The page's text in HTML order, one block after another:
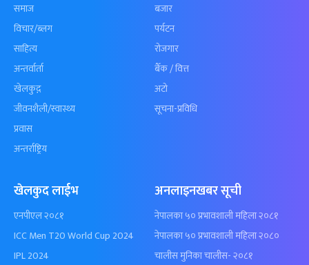
समाज
विचार/ब्लग
साहित्य
अन्तर्वार्ता
खेलकुद़़
जीवनशैली/स्वास्थ्य
प्रवास
अन्तर्राष्ट्रिय
बजार
पर्यटन
रोजगार
बैँक / वित्त
अटो
सूचना-प्रविधि
खेलकुद लाईभ
एनपीएल २०८१
ICC Men T20 World Cup 2024
IPL 2024
अनलाइनखबर सूची
नेपालका ५० प्रभावशाली महिला २०८१
नेपालका ५० प्रभावशाली महिला २०८०
चालीस मुनिका चालीस- २०८१